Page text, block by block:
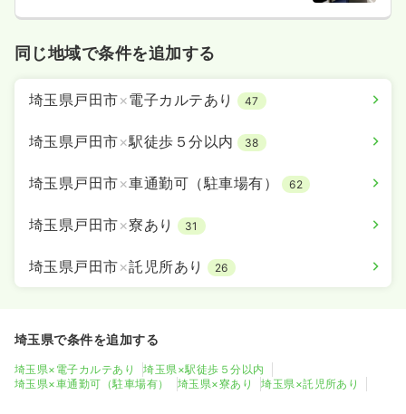
同じ地域で条件を追加する
埼玉県戸田市×電子カルテあり 47
埼玉県戸田市×駅徒歩５分以内 38
埼玉県戸田市×車通勤可（駐車場有） 62
埼玉県戸田市×寮あり 31
埼玉県戸田市×託児所あり 26
埼玉県で条件を追加する
埼玉県×電子カルテあり
埼玉県×駅徒歩５分以内
埼玉県×車通勤可（駐車場有）
埼玉県×寮あり 埼玉県×託児所あり